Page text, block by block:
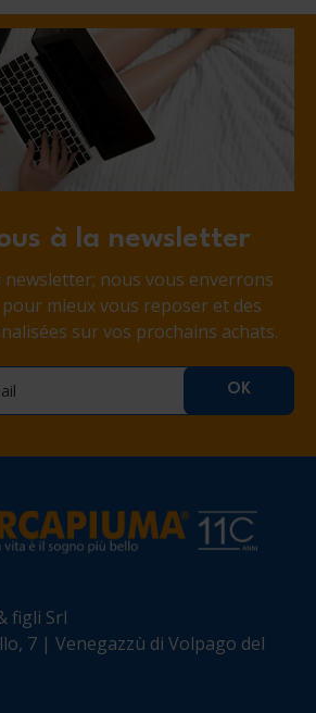
à la newsletter
newsletter; nous vous enverrons
mieux vous reposer et des
sur vos prochains achats.
figli Srl
7 | Venegazzù di Volpago del